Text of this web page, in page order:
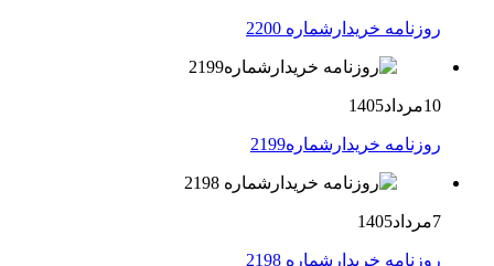
روزنامه خریدارشماره 2200
10مرداد1405
روزنامه خریدارشماره2199
7مرداد1405
روزنامه خریدارشماره 2198